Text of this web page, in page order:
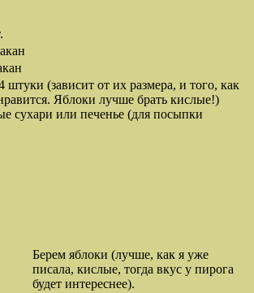
(зависит от их размера, и того, как
Яблоки лучше брать кислые!)
сухари или печенье (для посыпки
Берем яблоки (лучше, как я уже
писала, кислые, тогда вкус у пирога
будет интереснее).